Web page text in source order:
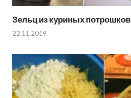
Зельц из куриных потрошков
22.11.2019